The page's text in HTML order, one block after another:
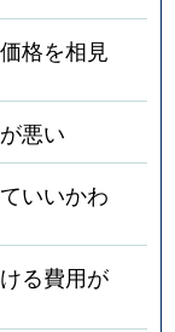
格を相見
悪い
いいかわ
る費用が